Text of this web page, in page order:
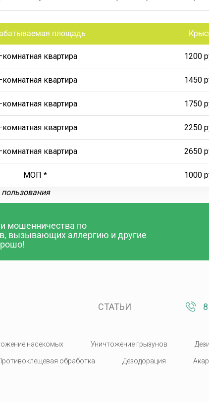
площадь
квартира 1200
квартира 1450
квартира 1750
квартира 2250
квартира 2650
МОП * 1000
мошенничества по
вызывающих аллергию и другие
СТАТЬИ
насекомых Уничтожение грызунов
обработка Дезодорация